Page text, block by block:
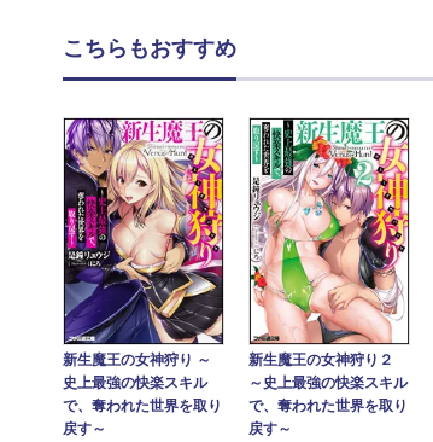
こちらもおすすめ
新生魔王の女神狩り ～
史上最強の快楽スキル
で、奪われた世界を取り
戻す～
新生魔王の女神狩り２
～史上最強の快楽スキル
で、奪われた世界を取り
戻す～